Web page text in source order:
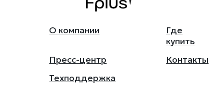
О компании
Где
купить
Пресс-центр
Контакты
Техподдержка